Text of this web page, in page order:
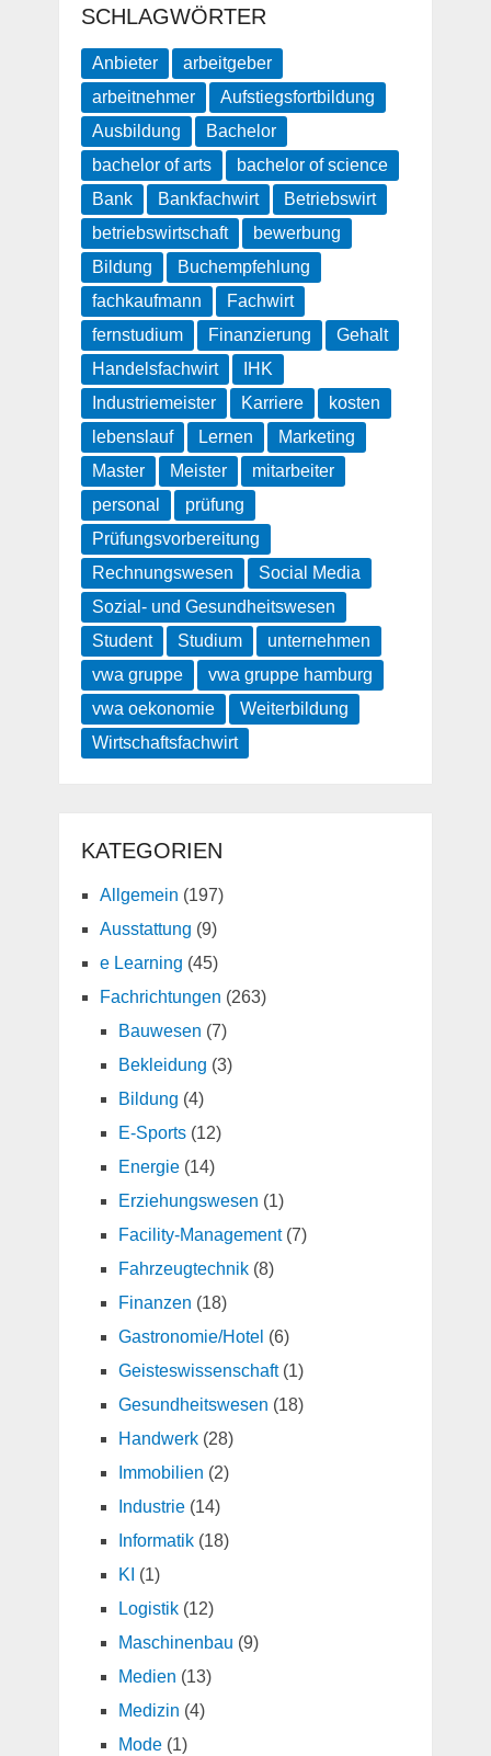
SCHLAGWÖRTER
Anbieter
arbeitgeber
arbeitnehmer
Aufstiegsfortbildung
Ausbildung
Bachelor
bachelor of arts
bachelor of science
Bank
Bankfachwirt
Betriebswirt
betriebswirtschaft
bewerbung
Bildung
Buchempfehlung
fachkaufmann
Fachwirt
fernstudium
Finanzierung
Gehalt
Handelsfachwirt
IHK
Industriemeister
Karriere
kosten
lebenslauf
Lernen
Marketing
Master
Meister
mitarbeiter
personal
prüfung
Prüfungsvorbereitung
Rechnungswesen
Social Media
Sozial- und Gesundheitswesen
Student
Studium
unternehmen
vwa gruppe
vwa gruppe hamburg
vwa oekonomie
Weiterbildung
Wirtschaftsfachwirt
KATEGORIEN
Allgemein (197)
Ausstattung (9)
e Learning (45)
Fachrichtungen (263)
Bauwesen (7)
Bekleidung (3)
Bildung (4)
E-Sports(12)
Energie(14)
Erziehungswesen (1)
Facility-Management(7)
Fahrzeugtechnik(8)
Finanzen (18)
Gastronomie/Hotel (6)
Geisteswissenschaft(1)
Gesundheitswesen (18)
Handwerk(28)
Immobilien (2)
Industrie(14)
Informatik(18)
KI (1)
Logistik(12)
Maschinenbau (9)
Medien (13)
Medizin (4)
Mode(1)